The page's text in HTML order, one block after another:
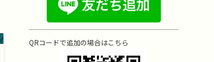
QRコードで追加の場合はこちら